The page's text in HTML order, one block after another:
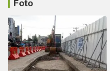
Foto